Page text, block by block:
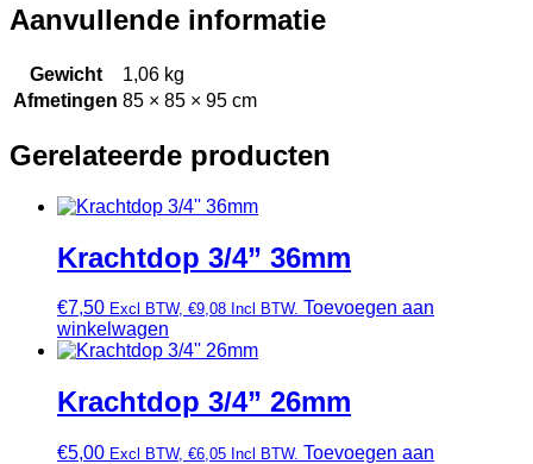
Aanvullende informatie
Gewicht
1,06 kg
Afmetingen 85 × 85 × 95 cm
Gerelateerde producten
Krachtdop 3/4” 36mm
€7,50 Excl BTW, €9,08 Incl BTW. Toevoegen aan
winkelwagen
Krachtdop 3/4” 26mm
€5,00 Excl BTW, €6,05 Incl BTW. Toevoegen aan